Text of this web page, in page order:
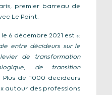
premier barreau de
Le Point.
6 décembre 2021 est «
entre décideurs sur le
de transformation
de transition
de 1000 décideurs
autour des professions